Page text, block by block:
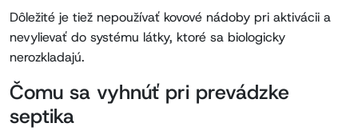
Dôležité je tiež nepoužívať kovové nádoby pri aktivácii a
nevylievať do systému látky, ktoré sa biologicky
nerozkladajú.
Čomu sa vyhnúť pri prevádzke
septika